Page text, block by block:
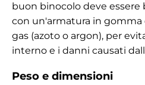
buon binocolo deve essere
con un'armatura in
gas (azoto o argon), per
interno e i danni causati
Peso e dimensioni